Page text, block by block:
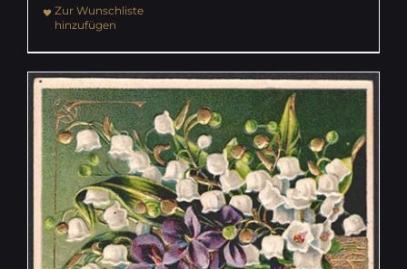
Zur Wunschliste
hinzufügen